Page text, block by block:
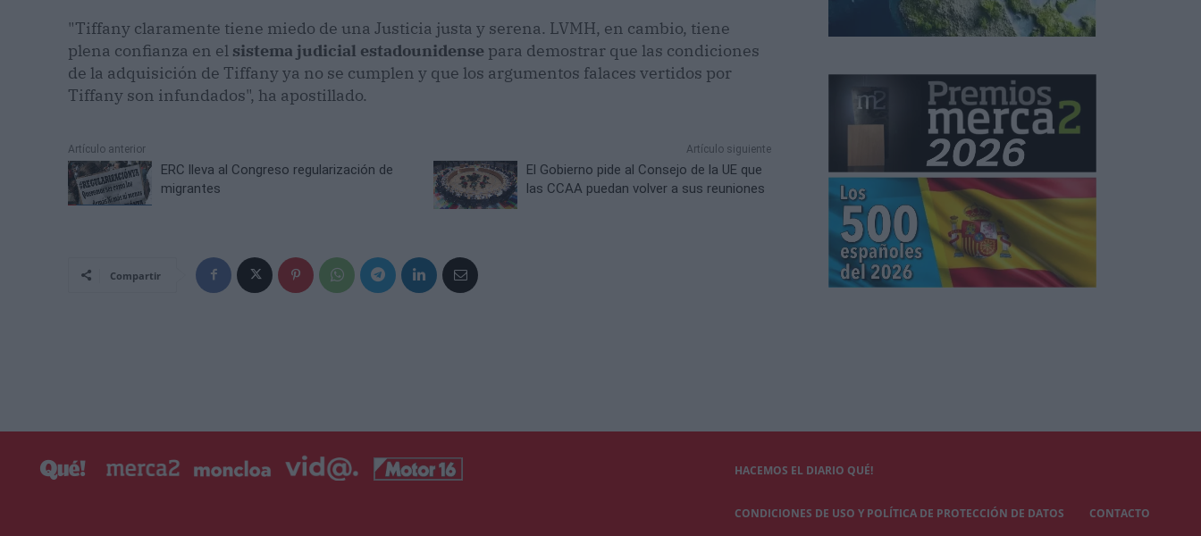
"Tiffany claramente tiene miedo de una Justicia justa y serena. LVMH, en cambio, tiene
plena confianza en el sistema judicial estadounidense para demostrar que las condiciones
de la adquisición de Tiffany ya no se cumplen y que los argumentos falaces vertidos por
Tiffany son infundados", ha apostillado.
Artículo anterior
ERC lleva al Congreso regularización de
migrantes
Artículo siguiente
El Gobierno pide al Consejo de la UE que
las CCAA puedan volver a sus reuniones
Compartir
HACEMOS EL DIARIO QUÉ!
CONDICIONES DE USO Y POLÍTICA DE PROTECCIÓN DE DATOS CONTACTO